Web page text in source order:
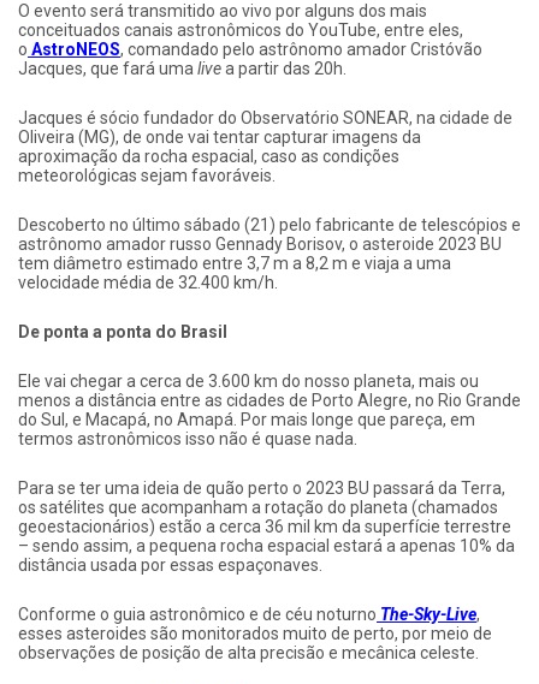
O evento será transmitido ao vivo por alguns dos mais
conceituados canais astronômicos do YouTube, entre eles,
o AstroNEOS, comandado pelo astrônomo amador Cristóvão
Jacques, que fará uma livea partir das 20h.
Jacques é sócio fundador do Observatório SONEAR, na cidade de
Oliveira (MG), de onde vai tentar capturar imagens da
aproximação da rocha espacial, caso as condições
meteorológicas sejam favoráveis.
Descoberto no último sábado (21) pelo fabricante de telescópios e
astrônomo amador russo Gennady Borisov, o asteroide 2023 BU
tem diâmetro estimado entre 3,7 m a 8,2 m e viaja a uma
velocidade média de 32.400 km/h.
De ponta a ponta do Brasil
Ele vai chegar a cerca de 3.600 km do nosso planeta, mais ou
menos a distância entre as cidades de Porto Alegre, no Rio Grande
do Sul, e Macapá, no Amapá. Por mais longe que pareça, em
termos astronômicos isso não é quase nada.
Para se ter uma ideia de quão perto o 2023 BU passará da Terra,
os satélites que acompanham a rotação do planeta (chamados
geoestacionários) estão a cerca 36 mil km da superfície terrestre
– sendo assim, a pequena rocha espacial estará a apenas 10% da
distância usada por essas espaçonaves.
Conforme o guia astronômico e de céu noturno The-Sky-Live,
esses asteroides são monitorados muito de perto, por meio de
observações de posição de alta precisão e mecânica celeste.